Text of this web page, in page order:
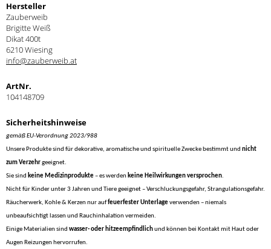
Hersteller
Zauberweib
Brigitte Weiß
Dikat 400t
6210 Wiesing
info@zauberweib.at
ArtNr.
104148709
Sicherheitshinweise
gemäß EU-Verordnung 2023/988
Unsere Produkte sind für dekorative, aromatische und spirituelle Zwecke bestimmt und nicht
zum Verzehrgeeignet.
Sie sind keine Medizinprodukte– es werden keine Heilwirkungen versprochen.
Nicht für Kinder unter 3 Jahren und Tiere geeignet – Verschluckungsgefahr, Strangulationsgefahr.
Räucherwerk, Kohle & Kerzen nur auffeuerfester Unterlageverwenden – niemals
unbeaufsichtigt lassen und Rauchinhalation vermeiden.
Einige Materialien sind wasser- oder hitzeempfindlichund können bei Kontakt mit Haut oder
Augen Reizungen hervorrufen.